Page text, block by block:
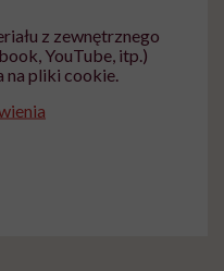
z zewnętrznego
YouTube, itp.)
na pliki cookie.